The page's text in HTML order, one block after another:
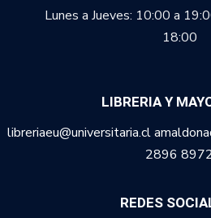
Lunes a Jueves: 10:00 a
18:00
LIBRERIA Y
libreriaeu@universitaria.cl
2896
REDES